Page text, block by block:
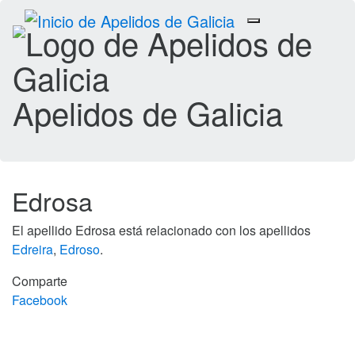
Toggle
navigation
Apelidos de Galicia
Edrosa
El apellido Edrosa está relacionado con los apellidos
Edreira, Edroso.
Comparte
Facebook